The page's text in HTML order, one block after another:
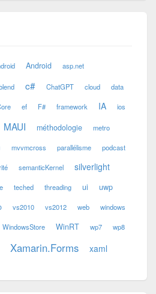
Android asp.net
c# ChatGPT cloud data
ef F# framework IA ios
MAUI méthodologie metro
mvvmcross parallélisme podcast
semanticKernel silverlight
teched threading ui uwp
vs2010 vs2012 web windows
WindowsStore WinRT wp7 wp8
Xamarin.Forms xaml